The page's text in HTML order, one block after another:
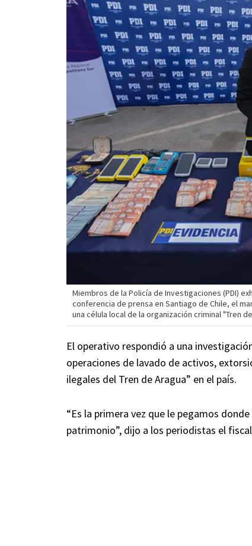
Miembros de la Policía de Investigaciones (PDI)
conferencia de prensa en Santiago de Chile, el
una célula local de la organización criminal "Tren
El operativo respondió a una
operaciones de lavado de activos,
ilegales del Tren de Aragua” en el país.
“Es la primera vez que le pegamos
patrimonio”, dijo a los periodistas el